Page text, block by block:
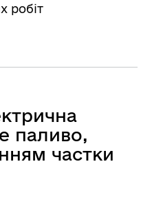
робіт
паливо,
частки